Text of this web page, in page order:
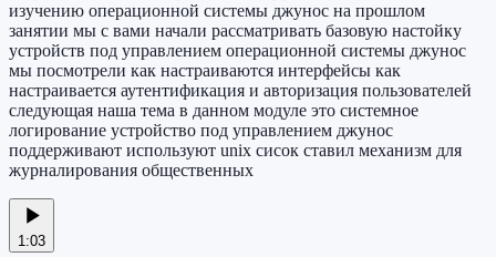
изучению операционной системы джунос на прошлом
занятии мы с вами начали рассматривать базовую настойку
устройств под управлением операционной системы джунос
мы посмотрели как настраиваются интерфейсы как
настраивается аутентификация и авторизация пользователей
следующая наша тема в данном модуле это системное
логирование устройство под управлением джунос
поддерживают используют unix сисок ставил механизм для
журналирования общественных
1:03